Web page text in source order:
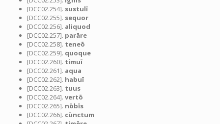
[DCC02.254]. sustulī
[DCC02.255]. sequor
[DCC02.256]. aliquod
[DCC02.257]. parāre
[DCC02.258]. teneō
[DCC02.259]. quoque
[DCC02.260]. timuī
[DCC02.261]. aqua
[DCC02.262]. habuī
[DCC02.263]. tuus
[DCC02.264]. vertō
[DCC02.265]. nōbīs
[DCC02.266]. cūnctum